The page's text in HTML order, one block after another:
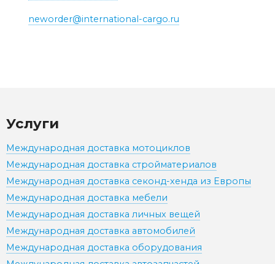
neworder@international-cargo.ru
Услуги
Международная доставка мотоциклов
Международная доставка стройматериалов
Международная доставка секонд-хенда из Европы
Международная доставка мебели
Международная доставка личных вещей
Международная доставка автомобилей
Международная доставка оборудования